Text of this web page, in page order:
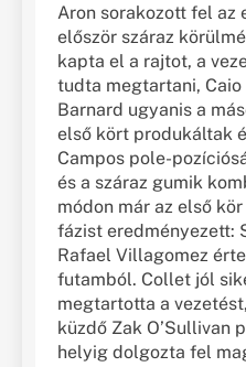
Aron sorakozott fel az
először száraz
kapta el a rajtot, a
tudta megtartani,
Barnard ugyanis a
első kört produkáltak
Campos pole-
és a száraz gumik
módon már az első
fázist eredményezett:
Rafael Villagomez
futamból. Collet jól
megtartotta a
küzdő Zak O’Sullivan
helyig dolgozta fel